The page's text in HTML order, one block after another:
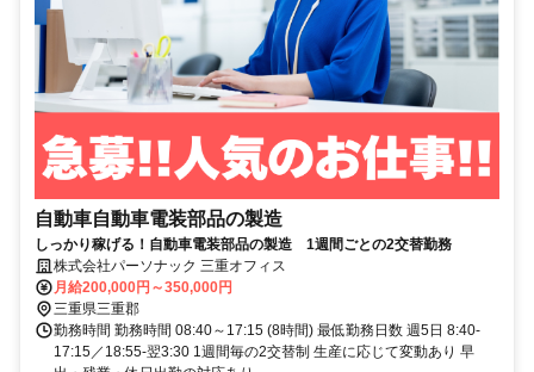
自動車自動車電装部品の製造
しっかり稼げる！自動車電装部品の製造 1週間ごとの2交替勤務
株式会社パーソナック 三重オフィス
月給200,000円～350,000円
三重県三重郡
勤務時間 勤務時間 08:40～17:15 (8時間) 最低勤務日数 週5日 8:40-
17:15／18:55-翌3:30 1週間毎の2交替制 生産に応じて変動あり 早